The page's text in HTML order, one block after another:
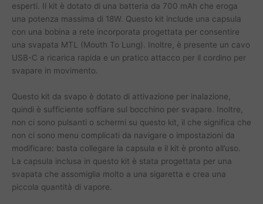
esperti. Il kit è dotato di una batteria da 700 mAh che eroga
una potenza massima di 18W. Questo kit include una capsula
con una bobina a rete incorporata progettata per consentire
una svapata MTL (Mouth To Lung). Inoltre, è presente un cavo
USB-C a ricarica rapida e un pratico attacco per il cordino per
svapare in movimento.
Questo kit da svapo è dotato di attivazione per inalazione,
quindi è sufficiente soffiare sul bocchino per svapare. Inoltre,
non ci sono pulsanti o schermi su questo kit, il che significa che
non ci sono menu complicati da navigare o impostazioni da
modificare: basta collegare la capsula e il kit è pronto all’uso.
La capsula inclusa in questo kit è stata progettata per una
svapata che assomiglia molto a una sigaretta e crea una
piccola quantità di vapore.